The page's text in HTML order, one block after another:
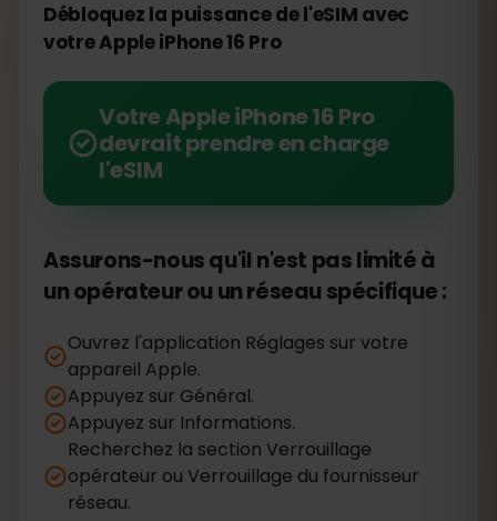
Débloquez la puissance de l'eSIM avec
votre Apple iPhone 16 Pro
Votre Apple iPhone 16 Pro
devrait prendre en charge
l'eSIM
Assurons-nous qu'il n'est pas limité à
un opérateur ou un réseau spécifique :
Ouvrez l'application Réglages sur votre
appareil Apple.
Appuyez sur Général.
Appuyez sur Informations.
Recherchez la section Verrouillage
opérateur ou Verrouillage du fournisseur
réseau.